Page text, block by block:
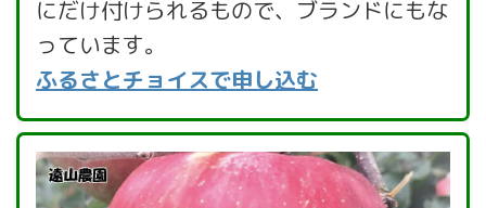
にだけ付けられるもので、ブランドにもな
っています。
ふるさとチョイスで申し込む